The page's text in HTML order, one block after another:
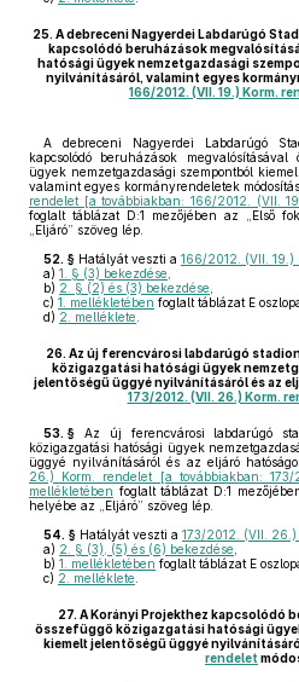
25. A debreceni Nagyerdei Labdarúgó
kapcsolódó beruházások
hatósági ügyek nemzetgazdasági
nyilvánításáról, valamint egyes
166/2012. (VII. 19.) Korm.
A debreceni Nagyerdei Labdarúgó
kapcsolódó beruházások
ügyek nemzetgazdasági szempontból
valamint egyes kormányrendeletek
rendelet [a továbbiakban: 166/2012. (VII.
foglalt táblázat D:1 mezőjében az „Első
„Eljáró” szöveg lép.
52. § Hatályát veszti a 166/2012. (VII. 19.)
a) 1. § (3) bekezdése
b) 2. § (2) és (3) bekezdése
c) 1. mellékletében foglalt táblázat E
d) 2. melléklete
26. Az új ferencvárosi labdarúgó
közigazgatási hatósági ügyek
jelentőségű üggyé nyilvánításáról és az
173/2012. (VII. 26.) Korm.
53. § Az új ferencvárosi labdarúgó
közigazgatási hatósági ügyek
üggyé nyilvánításáról és az eljáró
26.) Korm. rendelet [a továbbiakban:
mellékletében foglalt táblázat D:1
helyébe az „Eljáró” szöveg lép.
54. § Hatályát veszti a 173/2012. (VII.
a) 2. § (3), (5) és (6) bekezdése
b) 1. mellékletében foglalt táblázat E
c) 2. melléklete
27. A Korányi Projekthez kapcsolódó
összefüggő közigazgatási hatósági
kiemelt jelentőségű üggyé
rendelet